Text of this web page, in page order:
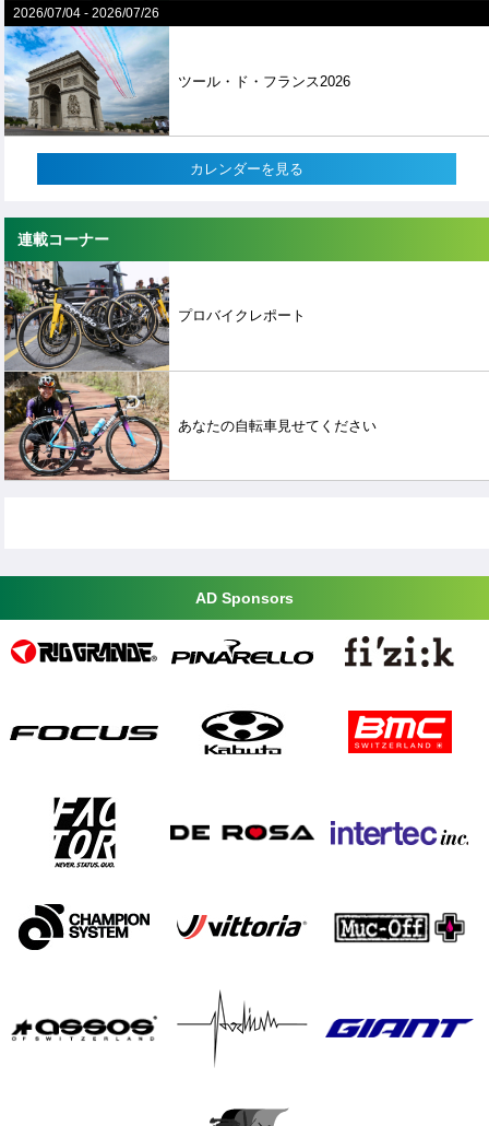
2026/07/04 -2026/07/26
ツール・ド・フランス2026
カレンダーを見る
連載コーナー
プロバイクレポート
あなたの自転車見せてください
AD Sponsors